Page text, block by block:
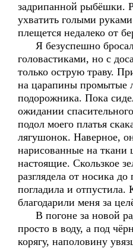
задрипанной рыбёшки.
ухватить голыми
плещется недалеко от
Я безуспешно
головастиками, но с
только острую траву.
на царапины промытые
подорожника. Пока
ожидании
подол моего платья
лягушонок. Наверное,
нарисованные на ткани
настоящие. Скользкое
разглядела от носика
погладила и
благодарили меня за
В погоне за новой
просто в воду, а под
корягу, наполовину